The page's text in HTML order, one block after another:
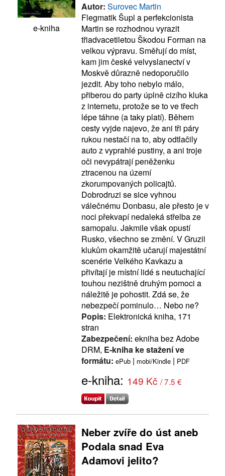
e-kniha
Autor: Surovec Martin
Flegmatik Šupl a perfekcionista
Martin se rozhodnou vyrazit
třiadvacetiletou Škodou Forman na
velkou výpravu. Směřují do míst,
kam jim české velvyslanectví v
Moskvě důrazně nedoporučilo
jezdit. Aby toho nebylo málo,
přiberou do party úplně cizího kluka
z internetu, protože se to ve třech
lépe táhne (a taky platí). Během
cesty vyjde najevo, že ani tři páry
rukou nestačí na to, aby odtlačily
auto z vyprahlé pustiny, a ani troje
oči nevypátrají peněženku
ztracenou na území
zkorumpovaných policajtů.
Dobrodruzi se sice vyhnou
válečnému Donbasu, ale přesto je v
noci překvapí nedaleká střelba ze
samopalu. Jakmile však opustí
Rusko, všechno se změní. V Gruzii
klukům okamžitě učarují majestátní
scenérie Velkého Kavkazu a
přivítají je místní lidé s neutuchající
touhou nezištně druhým pomoci a
náležitě je pohostit. Zdá se, že
nebezpečí pominulo… Nebo ne?
Popis: Elektronická kniha, 171
stran
Zabezpečení: ekniha bez Adobe
DRM, E-kniha ke stažení ve
formátu: ePub | mobi/Kindle | PDF
e-kniha: 149 Kč / 7.5 €
Neber zvíře do úst aneb
Podala snad Eva
Adamovi jelito?